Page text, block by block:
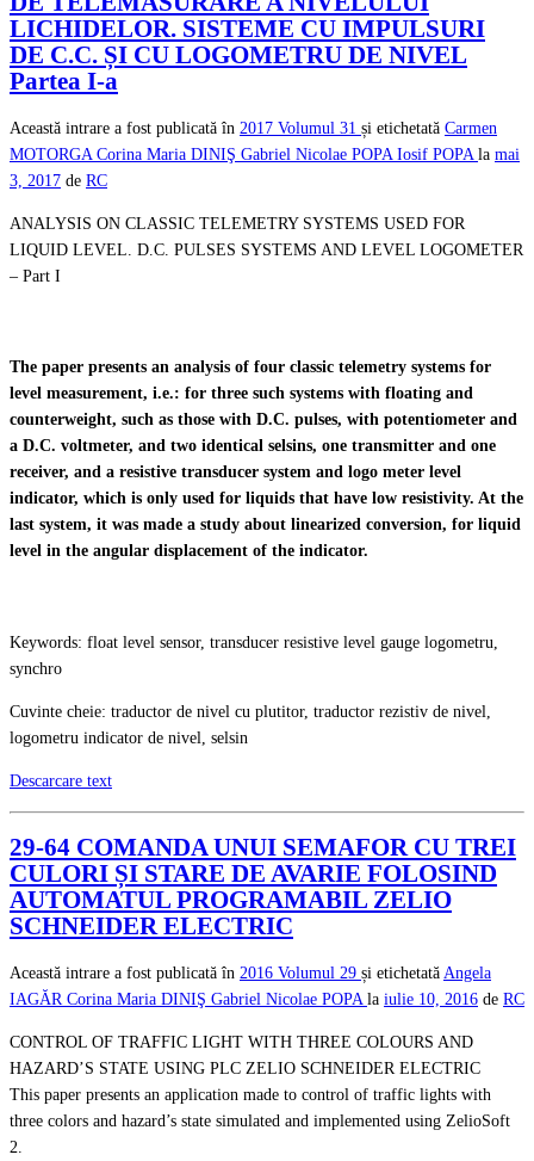
LICHIDELOR. SISTEME CU IMPULSURI
DE C.C. ȘI CU LOGOMETRU DE NIVEL
Partea I-a
Această intrare a fost publicată în 2017 Volumul 31 și etichetată Carmen
MOTORGA Corina Maria DINIŞ Gabriel Nicolae POPA Iosif POPA la mai
3, 2017 de RC
ANALYSIS ON CLASSIC TELEMETRY SYSTEMS USED FOR
LIQUID LEVEL. D.C. PULSES SYSTEMS AND LEVEL LOGOMETER
– Part I
The paper presents an analysis of four classic telemetry systems for
level measurement, i.e.: for three such systems with floating and
counterweight, such as those with D.C. pulses, with potentiometer and
a D.C. voltmeter, and two identical selsins, one transmitter and one
receiver, and a resistive transducer system and logo meter level
indicator, which is only used for liquids that have low resistivity. At the
last system, it was made a study about linearized conversion, for liquid
level in the angular displacement of the indicator.
Keywords: float level sensor, transducer resistive level gauge logometru,
synchro
Cuvinte cheie: traductor de nivel cu plutitor, traductor rezistiv de nivel,
logometru indicator de nivel, selsin
Descarcare text
29-64 COMANDA UNUI SEMAFOR CU TREI
CULORI ȘI STARE DE AVARIE FOLOSIND
AUTOMATUL PROGRAMABIL ZELIO
SCHNEIDER ELECTRIC
Această intrare a fost publicată în 2016 Volumul 29 și etichetată Angela
IAGĂR Corina Maria DINIŞ Gabriel Nicolae POPA la iulie 10, 2016 de RC
CONTROL OF TRAFFIC LIGHT WITH THREE COLOURS AND
HAZARD’S STATE USING PLC ZELIO SCHNEIDER ELECTRIC
This paper presents an application made to control of traffic lights with
three colors and hazard’s state simulated and implemented using ZelioSoft
2.